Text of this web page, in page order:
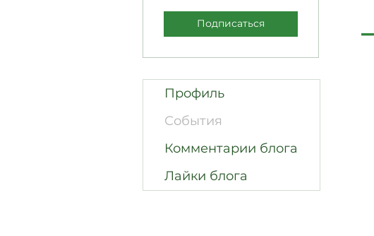
Подписаться
Профиль
События
Комментарии блога
Лайки блога